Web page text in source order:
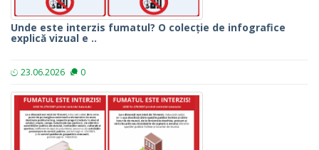
Unde este interzis fumatul? O colecție de infografice
explică vizual e ..
23.06.2026 0